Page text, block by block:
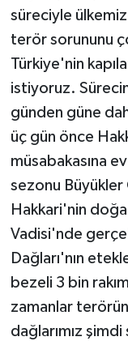
süreciyle
terör sorununu
Türkiye'nin
istiyoruz.
günden güne
üç gün önce
müsabakasına
sezonu Büyükler
Hakkari'nin
Vadisi'nde
Dağları'nın
bezeli 3 bin
zamanlar
dağlarımız